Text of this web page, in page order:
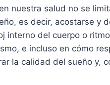
nuestra salud no se
es decir, acostarse y
interno del cuerpo o
e incluso en cómo
la calidad del sueño y,